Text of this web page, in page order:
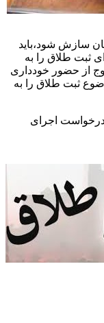
سازش شود،باید
ثبت طلاق را به
از حضور خودداری
ثبت طلاق را به
درخواست اجرای